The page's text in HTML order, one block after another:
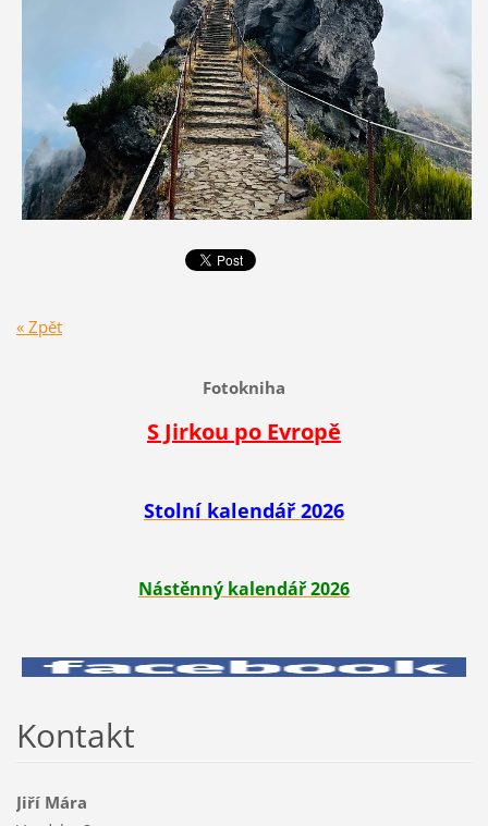
« Zpět
Fotokniha
S Jirkou po Evropě
Stolní kalendář 2026
Nástěnný kalendář 2026
Kontakt
Jiří Mára